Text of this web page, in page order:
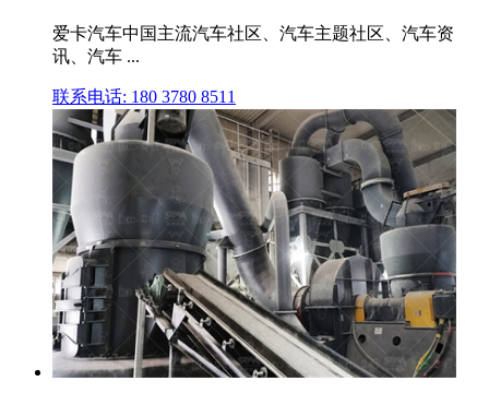
爱卡汽车中国主流汽车社区、汽车主题社区、汽车资
讯、汽车 ...
联系电话: 180 3780 8511